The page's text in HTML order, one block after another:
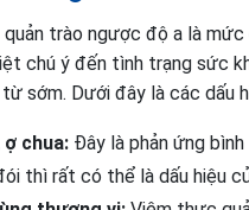
trào ngược độ a là mức
chú ý đến tình trạng sức
sớm. Dưới đây là các dấu
ợ chua: Đây là phản ứng
thì rất có thể là dấu hiệu